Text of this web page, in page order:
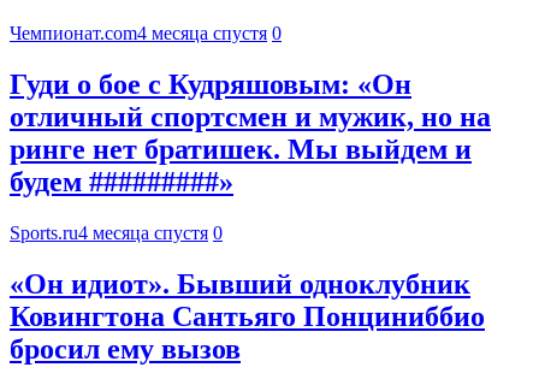
Чемпионат.com4 месяца спустя 0
Гуди о бое с Кудряшовым: «Он
отличный спортсмен и мужик, но на
ринге нет братишек. Мы выйдем и
будем #########»
Sports.ru4 месяца спустя 0
«Он идиот». Бывший одноклубник
Ковингтона Сантьяго Понциниббио
бросил ему вызов